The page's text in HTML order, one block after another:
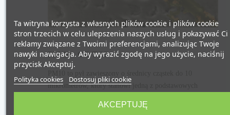
PM 10 - CO TO?
mikrometrów, który stanowi jedną z podstawowych
walczyć z tego rodzaju zanieczyszczeniami!
Ta witryna korzysta z własnych plików cookie i plików cookie
stron trzecich w celu ulepszenia naszych usług i pokazywać Ci
reklamy związane z Twoimi preferencjami, analizując Twoje
nawyki nawigacja. Aby wyrazić zgodę na jego użycie, naciśnij
przycisk Akceptuj.
Polityka cookies Dostosuj pliki cookie
AKCEPTUJĘ